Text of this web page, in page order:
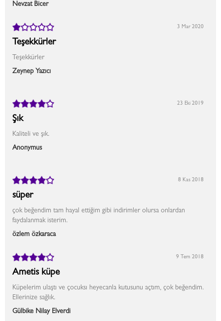
Nevzat Bicer
Teşekkürler
Teşekkürler
Zeynep Yazıcı
3 Mar 2020
Şık
Kaliteli ve şık.
Anonymus
23 Eki 2019
süper
çok beğendim tam hayal ettiğim gibi indirimler olursa onlardan
faydalanmak isterim.
özlem özkaraca
8 Kas 2018
Ametis küpe
Küpelerim ulaştı ve çocuksı heyecanla kutusunu açtım, çok beğendim.
Ellerinize sağlık.
Gülbike Nilay Elverdi
9 Tem 2018